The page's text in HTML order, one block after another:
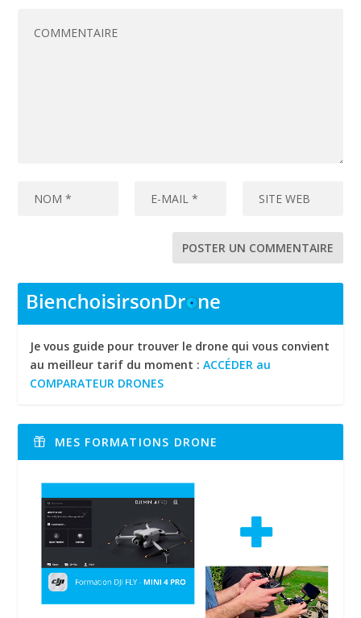
Je vous guide pour trouver le drone qui vous convient
au meilleur tarif du moment :ACCÉDER au
COMPARATEUR DRONES
MES FORMATIONS DRONE